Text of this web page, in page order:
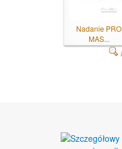
Nadanie PRO
MAS...